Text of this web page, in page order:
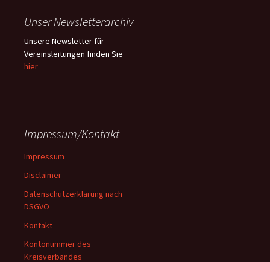
Unser Newsletterarchiv
Unsere Newsletter für
Vereinsleitungen finden Sie
hier
Impressum/Kontakt
Impressum
Disclaimer
Datenschutzerklärung nach
DSGVO
Kontakt
Kontonummer des
Kreisverbandes